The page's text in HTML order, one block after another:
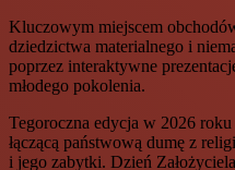
Kluczowym miejscem
dziedzictwa materialnego i
poprzez interaktywne
młodego pokolenia.
Tegoroczna edycja w 2026
łączącą państwową dumę z
i jego zabytki. Dzień